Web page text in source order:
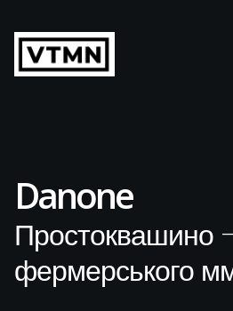
Danone
Простоквашино
фермерського